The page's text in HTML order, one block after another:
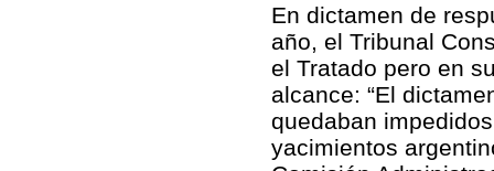
En dictamen de
año, el Tribunal
el Tratado pero en
alcance: “El
quedaban
yacimientos